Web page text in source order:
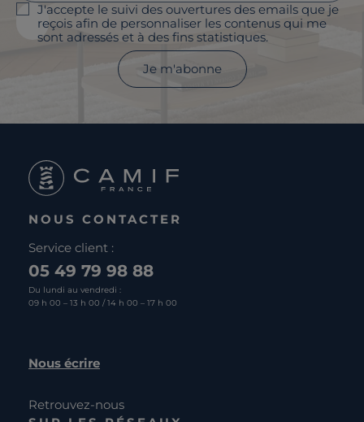
J'accepte le suivi des ouvertures des emails que je
reçois afin de personnaliser les contenus qui me
sont adressés et à des fins statistiques.
Je m'abonne
NOUS CONTACTER
Service client :
05 49 79 98 88
Du lundi au vendredi :
09 h 00 – 13 h 00 / 14 h 00 – 17 h 00
Nous écrire
Retrouvez-nous